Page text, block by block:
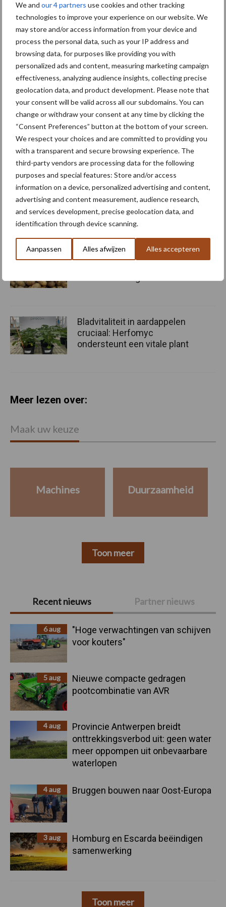
We and our 4 partners use cookies and other tracking
technologies to improve your experience on our website. We
may store and/or access information from your device and
process the personal data, such as your IP address and
browsing data, for purposes like providing you with
personalized ads and content, measuring marketing campaign
effectiveness, analyzing audience insights, collecting precise
geolocation data, and product development. Please note that
your consent will be valid across all our subdomains. You can
change or withdraw your consent at any time by clicking the
“Consent Preferences” button at the bottom of your screen.
We respect your choices and are committed to providing you
with a transparent and secure browsing experience. The
third-party vendors are processing data for the following
purposes and special features: Store and/or access
information on a device, personalized advertising and content,
advertising and content measurement, audience research,
and services development, precise geolocation data, and
identification through device scanning.
Aanpassen Alles afwijzen Alles accepteren
Pim Lindhout en Peter Gildemacher behoren beiden tot de
het toegankelijk maken van de hybride aardappel. Om te
beginnen in Oost-Afrika. Het doel is: het versterken van de
voedselzekerheid door duurzame teelt van hybride aardappel.
Sepia zet zich vooral in om in samenwerking met lokale
stakeholders de meerwaarde van hybride aardappel te
demonstreren en boeren te trainen om hybride aardappel te
telen.
Bron:WUR
Primaire
Sidebar
Recent nieuws Partner nieuws
6 aug
"Hoge verwachtingen van schijven
voor kouters"
5 aug
Nieuwe compacte gedragen
pootcombinatie van AVR
4 aug
Provincie Antwerpen breidt
onttrekkingsverbod uit: geen water
meer oppompen uit onbevaarbare
waterlopen
4 aug Bruggen bouwen naar Oost-Europa
3 aug
Homburg en Escarda beëindigen
samenwerking
Toon meer
Meer artikelen over aardappelrassen
NEPG-areaal
consumptieaardappelen
daalt met 11 procent
Aardappel blijft troef, maar
Bladvitaliteit in aardappelen
cruciaal: Herfomyc
ondersteunt een vitale plant
Meer lezen over:
Maak uw keuze
Machines Duurzaamheid
Toon meer